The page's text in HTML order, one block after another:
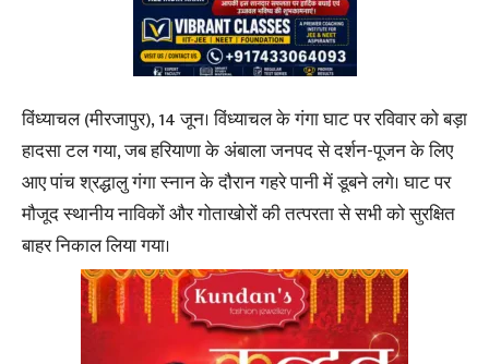
विंध्याचल (मीरजापुर), 14 जून। विंध्याचल के गंगा घाट पर रविवार को बड़ा
हादसा टल गया, जब हरियाणा के अंबाला जनपद से दर्शन-पूजन के लिए
आए पांच श्रद्धालु गंगा स्नान के दौरान गहरे पानी में डूबने लगे। घाट पर
मौजूद स्थानीय नाविकों और गोताखोरों की तत्परता से सभी को सुरक्षित
बाहर निकाल लिया गया।